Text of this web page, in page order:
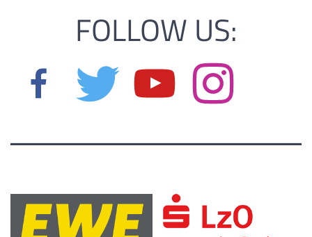
FOLLOW US: